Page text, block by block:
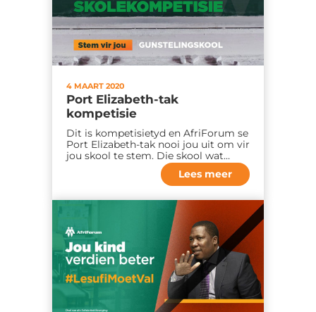
4 MAART 2020
Port Elizabeth-tak
kompetisie
Dit is kompetisietyd en AfriForum se
Port Elizabeth‐tak nooi jou uit om vir
jou skool te stem. Die skool wat…
Lees meer